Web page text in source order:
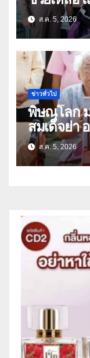
ธิดา ข้าราชการตำรวจจังหวัด
อุทัยธานี
ส.ค. 5, 2026
ข่าวทั่วไป
พิษณุโลก
สมเด็จย่า อายุ 100
เนตร” ตำ
ส.ค. 5, 2026